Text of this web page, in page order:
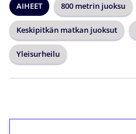
AIHEET 800 metrin juoksu
Keskipitkän matkan juoksut
Yleisurheilu